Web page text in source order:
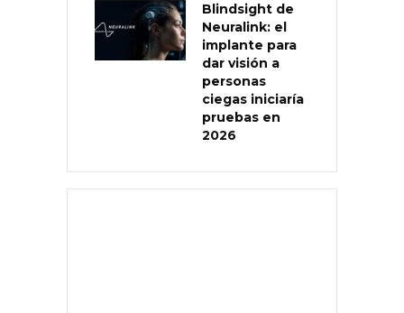
Blindsight de
Neuralink: el
implante para
dar visión a
personas
ciegas iniciaría
pruebas en
2026